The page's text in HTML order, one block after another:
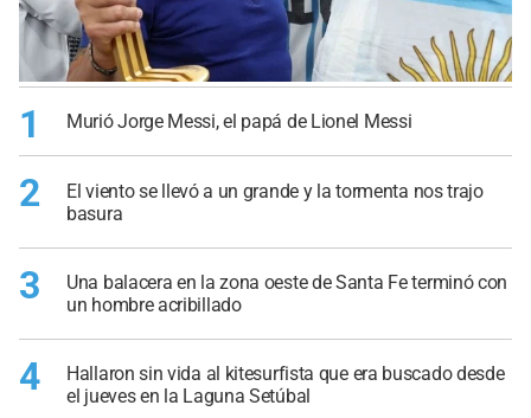
1 Murió Jorge Messi, el papá de Lionel Messi
2
El viento se llevó a un grande y la tormenta nos trajo
basura
3
Una balacera en la zona oeste de Santa Fe terminó con
un hombre acribillado
4
Hallaron sin vida al kitesurfista que era buscado desde
el jueves en la Laguna Setúbal